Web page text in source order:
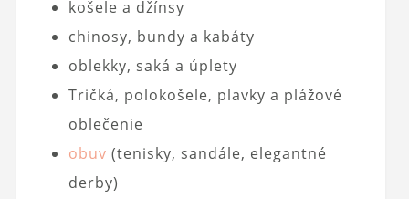
košele a džínsy
chinosy, bundy a kabáty
oblekky, saká a úplety
Tričká, polokošele, plavky a plážové
oblečenie
obuv (tenisky, sandále, elegantné
derby)